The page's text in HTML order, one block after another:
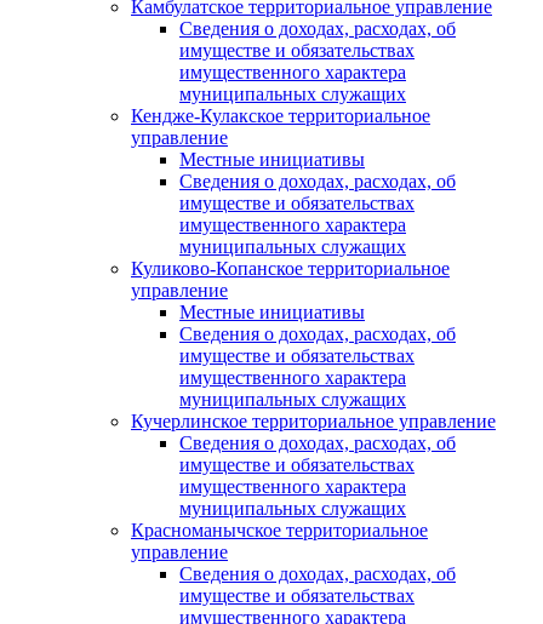
Камбулатское территориальное управление
Сведения о доходах, расходах, об
имуществе и обязательствах
имущественного характера
муниципальных служащих
Кендже-Кулакское территориальное
управление
Местные инициативы
Сведения о доходах, расходах, об
имуществе и обязательствах
имущественного характера
муниципальных служащих
Куликово-Копанское территориальное
управление
Местные инициативы
Сведения о доходах, расходах, об
имуществе и обязательствах
имущественного характера
муниципальных служащих
Кучерлинское территориальное управление
Сведения о доходах, расходах, об
имуществе и обязательствах
имущественного характера
муниципальных служащих
Красноманычское территориальное
управление
Сведения о доходах, расходах, об
имуществе и обязательствах
имущественного характера